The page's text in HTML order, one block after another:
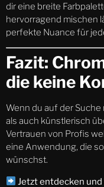
dir eine breite
hervorragend mischen
perfekte Nuance für
Fazit:
die keine
Wenn du auf der
als auch künstlerisch
Vertrauen von Profis
eine Anwendung, die
wünschst.
Jetzt entdecken